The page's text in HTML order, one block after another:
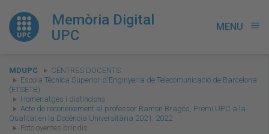
Memòria Digital
UPC
MENU menu
You
are
here:
MDUPC
CENTRES DOCENTS
Escola Tècnica Superior d'Enginyeria de Telecomunicació de Barcelona
(ETSETB)
Homenatges i distincions
Acte de reconeixement al professor Ramon Bragós, Premi UPC a la
Qualitat en la Docència Universitària 2021. 2022
Foto oyentes brindis